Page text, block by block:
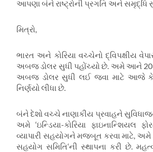
આપણા બંને રાષ્ટ્રોની પ્રગતિ અને સમૃદ્ધિ
મિત્રો,
ભારત અને કોરિયા વચ્ચેનો દ્વિપક્ષીય
અબજ ડોલર સુધી પહોંચ્યો છે. અમે આને
અબજ ડોલર સુધી લઈ જવા માટે આજે
નિર્ણયો લીધા છે.
બંને દેશો વચ્ચે નાણાકીય પ્રવાહને
અમે ‘ઇન્ડિયા-કોરિયા ફાઇનાન્શિયલ
વ્યાપારી સહયોગને મજબૂત કરવા માટે,
સહયોગ સમિતિ‘ની સ્થાપના કરી છે.